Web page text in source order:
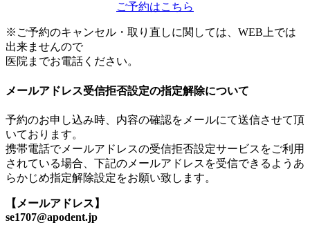
ご予約はこちら
※ご予約のキャンセル・ 取り直しに関しては、 WEB上では
出来ませんので
医院までお電話ください。
メールアドレス受信拒否設定の指定解除について
予約のお申し込み時、内容の確認をメールにて送信させて頂
いております。
携帯電話でメールアドレスの受信拒否設定サービスをご利用
されている場合、下記のメールアドレスを受信できるようあ
らかじめ指定解除設定をお願い致します。
【メールアドレス】
se1707@apodent.jp